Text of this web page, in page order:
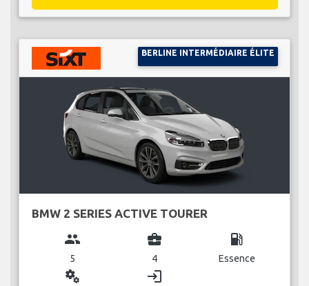
BERLINE INTERMÉDIAIRE ÉLITE
BMW 2 SERIES ACTIVE TOURER
group
5
business_center
4
local_gas_station
Essence
miscellaneous_services login